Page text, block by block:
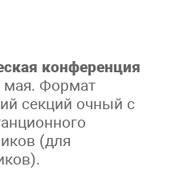
конференция
мая. Формат
секций очный с
(для